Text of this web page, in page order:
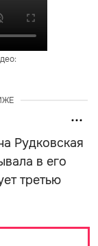
Рудковская
в его
третью